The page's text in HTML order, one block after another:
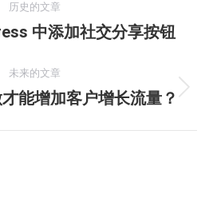
历史的文章
历
的
文
中添加社交分享按钮
未来的文章
未
能增加客户增长流量？